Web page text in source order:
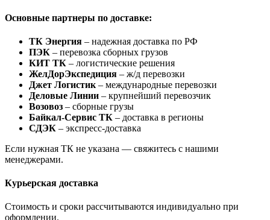
Основные партнеры по доставке:
ТК Энергия – надежная доставка по РФ
ПЭК – перевозка сборных грузов
КИТ ТК – логистические решения
ЖелДорЭкспедиция – ж/д перевозки
Джет Логистик – международные перевозки
Деловые Линии – крупнейший перевозчик
Возовоз – сборные грузы
Байкал-Сервис ТК – доставка в регионы
СДЭК – экспресс-доставка
Если нужная ТК не указана — свяжитесь с нашими
менеджерами.
Курьерская доставка
Стоимость и сроки рассчитываются индивидуально при
оформлении.